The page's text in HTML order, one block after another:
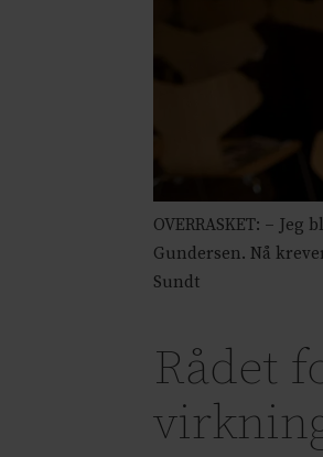
OVERRASKET: –
Gundersen. Nå
Sundt
Rådet